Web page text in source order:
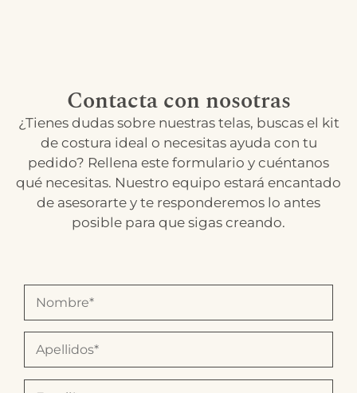
Contacta con nosotras
¿Tienes dudas sobre nuestras telas, buscas el kit
de costura ideal o necesitas ayuda con tu
pedido? Rellena este formulario y cuéntanos
qué necesitas. Nuestro equipo estará encantado
de asesorarte y te responderemos lo antes
posible para que sigas creando.